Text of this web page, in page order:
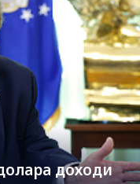
доходи